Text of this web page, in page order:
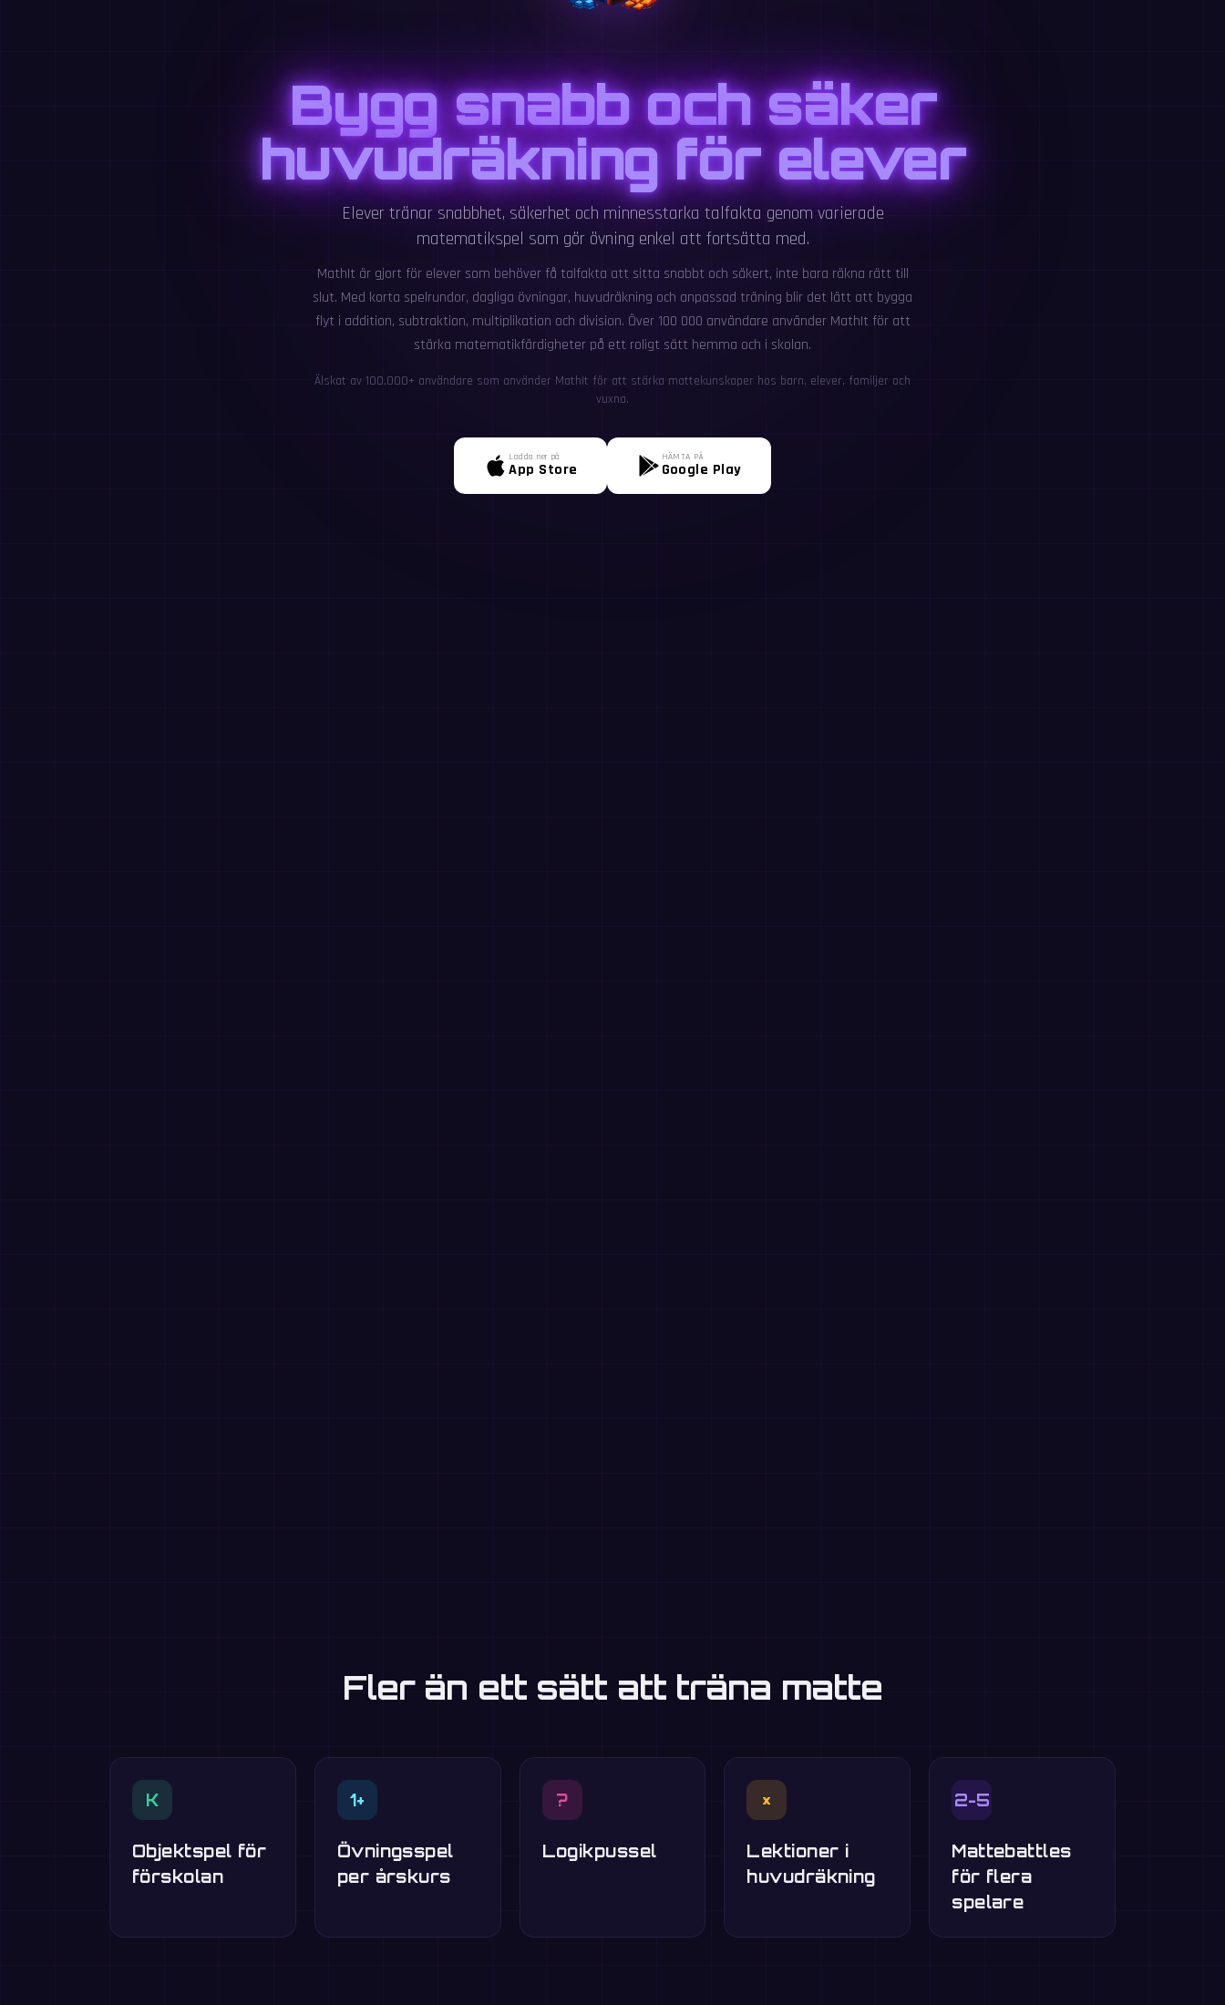
Bygg snabb och säker
huvudräkning för elever
Elever tränar snabbhet, säkerhet och minnesstarka talfakta genom varierade
matematikspel som gör övning enkel att fortsätta med.
MathIt är gjort för elever som behöver få talfakta att sitta snabbt och säkert, inte bara räkna rätt till
slut. Med korta spelrundor, dagliga övningar, huvudräkning och anpassad träning blir det lätt att bygga
flyt i addition, subtraktion, multiplikation och division. Över 100 000 användare använder MathIt för att
stärka matematikfärdigheter på ett roligt sätt hemma och i skolan.
Älskat av 100,000+ användare som använder MathIt för att stärka mattekunskaper hos barn, elever, familjer och
vuxna.
Ladda ner på
App Store
HÄMTA PÅ
Google Play
Fler än ett sätt att träna matte
K
Objektspel för
förskolan
1+
Övningsspel
per årskurs
?
Logikpussel
×
Lektioner i
huvudräkning
2-5
Mattebattles
för flera
spelare